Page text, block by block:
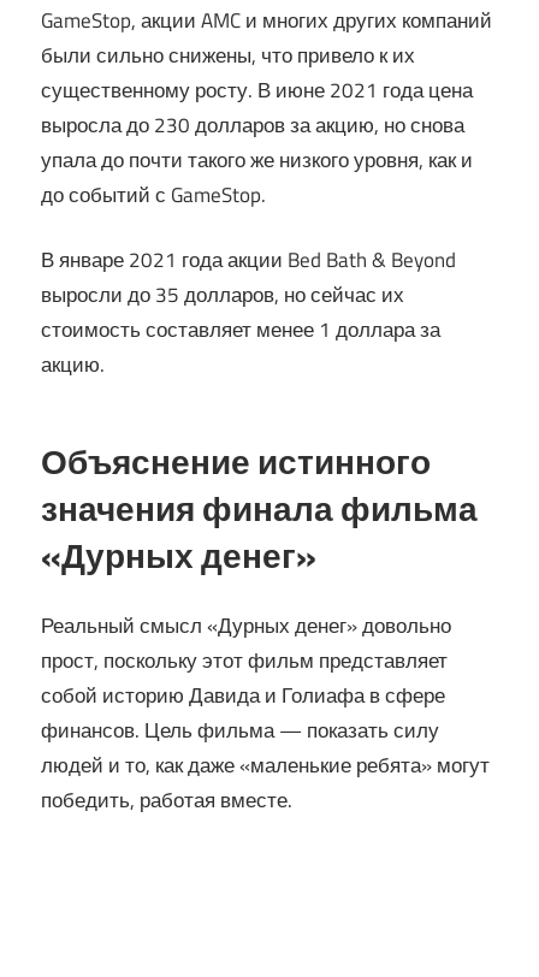
GameStop, акции AMC и многих других компаний
были сильно снижены, что привело к их
существенному росту. В июне 2021 года цена
выросла до 230 долларов за акцию, но снова
упала до почти такого же низкого уровня, как и
до событий с GameStop.
В январе 2021 года акции Bed Bath & Beyond
выросли до 35 долларов, но сейчас их
стоимость составляет менее 1 доллара за
акцию.
Объяснение истинного
значения финала фильма
«Дурных денег»
Реальный смысл «Дурных денег» довольно
прост, поскольку этот фильм представляет
собой историю Давида и Голиафа в сфере
финансов. Цель фильма — показать силу
людей и то, как даже «маленькие ребята» могут
победить, работая вместе.